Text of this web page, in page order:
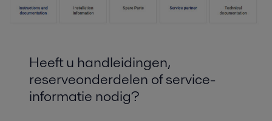
Heeft u handleidingen,
reserveonderdelen of service-
informatie nodig?